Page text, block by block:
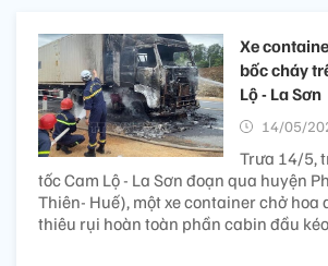
Xe
bốc cháy
Lộ - La Sơn
14/05/
Trưa 14/5,
tốc Cam Lộ - La Sơn đoạn qua huyện
Thiên- Huế), một xe container chở hoa
thiêu rụi hoàn toàn phần cabin đầu